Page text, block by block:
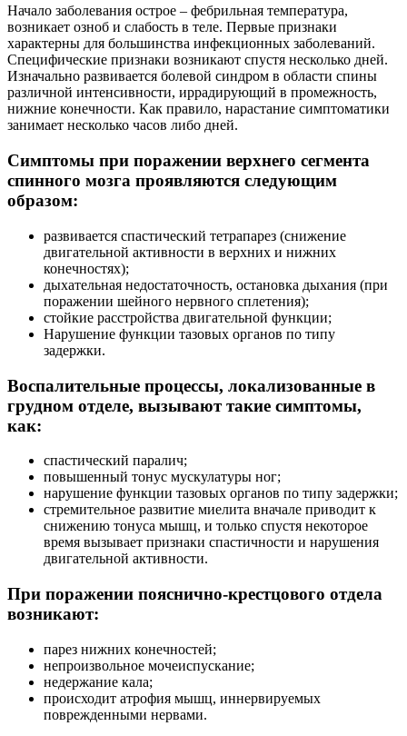
Начало заболевания острое – фебрильная температура,
возникает озноб и слабость в теле. Первые признаки
характерны для большинства инфекционных заболеваний.
Специфические признаки возникают спустя несколько дней.
Изначально развивается болевой синдром в области спины
различной интенсивности, иррадирующий в промежность,
нижние конечности. Как правило, нарастание симптоматики
занимает несколько часов либо дней.
Симптомы при поражении верхнего сегмента
спинного мозга проявляются следующим
образом:
развивается спастический тетрапарез (снижение
двигательной активности в верхних и нижних
конечностях);
дыхательная недостаточность, остановка дыхания (при
поражении шейного нервного сплетения);
стойкие расстройства двигательной функции;
Нарушение функции тазовых органов по типу
задержки.
Воспалительные процессы, локализованные в
грудном отделе, вызывают такие симптомы,
как:
спастический паралич;
повышенный тонус мускулатуры ног;
нарушение функции тазовых органов по типу задержки;
стремительное развитие миелита вначале приводит к
снижению тонуса мышц, и только спустя некоторое
время вызывает признаки спастичности и нарушения
двигательной активности.
При поражении пояснично-крестцового отдела
возникают:
парез нижних конечностей;
непроизвольное мочеиспускание;
недержание кала;
происходит атрофия мышц, иннервируемых
поврежденными нервами.